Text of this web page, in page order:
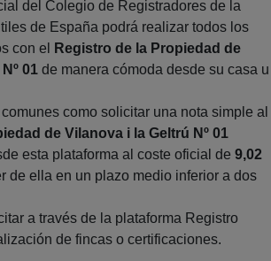
del Colegio de Registradores de la
de España podrá realizar todos los
con el
Registro de la Propiedad de
01 de manera cómoda desde su casa u
como solicitar una nota simple al
de Vilanova i la Geltrú Nº 01
esta plataforma al coste oficial de 9,02
de ella en un plazo medio inferior a dos
a través de la plataforma Registro
de fincas o certificaciones.